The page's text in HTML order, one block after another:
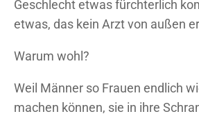
Geschlecht etwas fürchterlich
etwas, das kein Arzt von außen
Warum wohl?
Weil Männer so Frauen endlich
machen können, sie in ihre